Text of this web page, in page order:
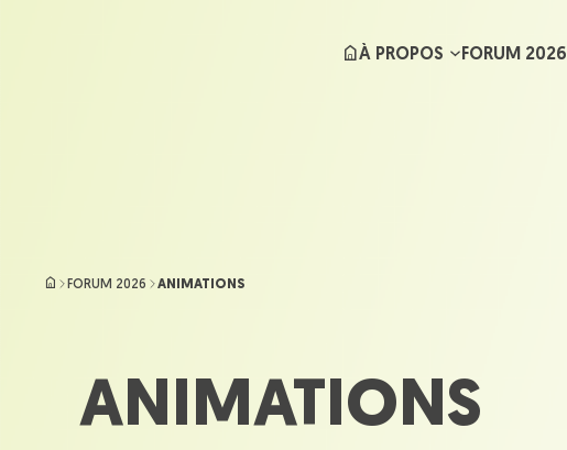
À PROPOS FORUM 2026
FORUM 2026 ANIMATIONS
ANIMATIONS